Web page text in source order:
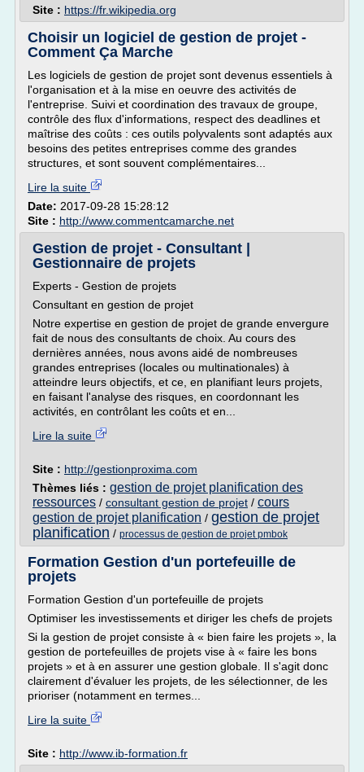
Site : https://fr.wikipedia.org
Choisir un logiciel de gestion de projet -
Comment Ça Marche
Les logiciels de gestion de projet sont devenus essentiels à
l'organisation et à la mise en oeuvre des activités de
l'entreprise. Suivi et coordination des travaux de groupe,
contrôle des flux d'informations, respect des deadlines et
maîtrise des coûts : ces outils polyvalents sont adaptés aux
besoins des petites entreprises comme des grandes
structures, et sont souvent complémentaires...
Lire la suite
Date: 2017-09-28 15:28:12
Site : http://www.commentcamarche.net
Gestion de projet - Consultant |
Gestionnaire de projets
Experts - Gestion de projets
Consultant en gestion de projet
Notre expertise en gestion de projet de grande envergure
fait de nous des consultants de choix. Au cours des
dernières années, nous avons aidé de nombreuses
grandes entreprises (locales ou multinationales) à
atteindre leurs objectifs, et ce, en planifiant leurs projets,
en faisant l'analyse des risques, en coordonnant les
activités, en contrôlant les coûts et en...
Lire la suite
Site : http://gestionproxima.com
Thèmes liés : gestion de projet planification des
ressources / consultant gestion de projet / cours
gestion de projet planification / gestion de projet
planification / processus de gestion de projet pmbok
Formation Gestion d'un portefeuille de
projets
Formation Gestion d'un portefeuille de projets
Optimiser les investissements et diriger les chefs de projets
Si la gestion de projet consiste à « bien faire les projets », la
gestion de portefeuilles de projets vise à « faire les bons
projets » et à en assurer une gestion globale. Il s'agit donc
clairement d'évaluer les projets, de les sélectionner, de les
prioriser (notamment en termes...
Lire la suite
Site : http://www.ib-formation.fr